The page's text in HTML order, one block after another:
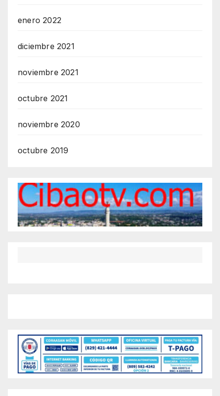
enero 2022
diciembre 2021
noviembre 2021
octubre 2021
noviembre 2020
octubre 2019